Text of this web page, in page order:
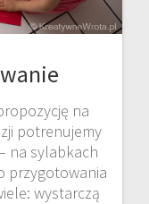
na
potrenujemy
na sylabkach
przygotowania
wystarczą